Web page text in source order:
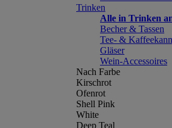
Trinken
Alle in Trinken
Becher & Tassen
Tee- &
Gläser
Wein-Accessoires
Nach Farbe
Kirschrot
Ofenrot
Shell Pink
White
Deep Teal